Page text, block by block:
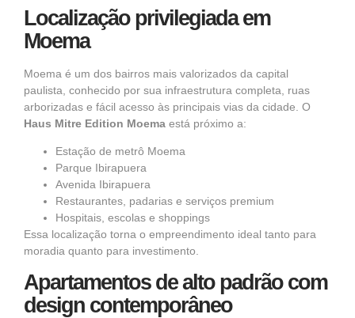
Localização privilegiada em
Moema
Moema é um dos bairros mais valorizados da capital
paulista, conhecido por sua infraestrutura completa, ruas
arborizadas e fácil acesso às principais vias da cidade. O
Haus Mitre Edition Moema está próximo a:
Estação de metrô Moema
Parque Ibirapuera
Avenida Ibirapuera
Restaurantes, padarias e serviços premium
Hospitais, escolas e shoppings
Essa localização torna o empreendimento ideal tanto para
moradia quanto para investimento.
Apartamentos de alto padrão com
design contemporâneo